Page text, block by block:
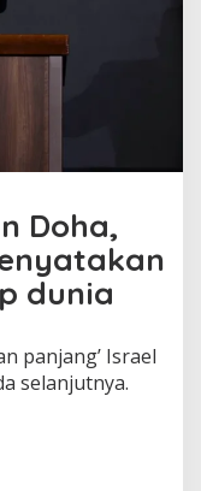
Doha,
dunia
panjang’ Israel
selanjutnya.